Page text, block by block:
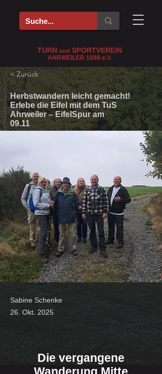
TURN und SPORTVEREIN
AHRWEILER 1898 e.V.
< Zurück
Herbstwandern leicht gemacht!
Erlebe die Eifel mit dem TuS
Ahrweiler – EifelSpur am
09.11
Sabine Schenke
26. Okt. 2025
Die vergangene